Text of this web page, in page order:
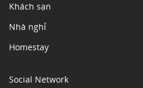
Khách sạn
Nhà nghỉ
Homestay
Social Network